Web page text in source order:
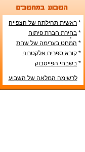
* ראשית תהילתה של הצפייה
הישירה ברשת האינטרנט
* בחירת חברת פיתוח
אפליקציות – טיפים שימושיים
* המחט בערימה של שחת
* קורא ספרים אלקטרוני
* בשבחי הפייסבוק
לרשימה המלאה של השבוע